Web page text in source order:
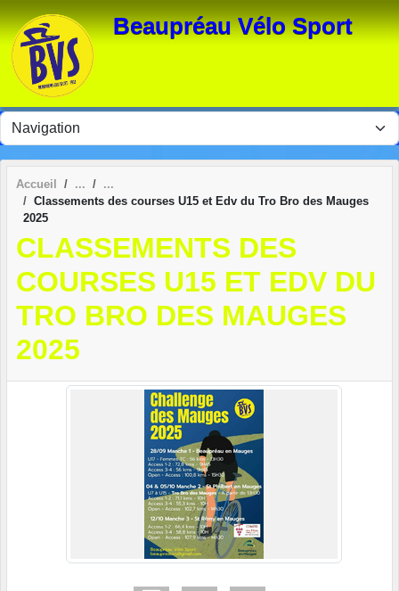
Beaupréau Vélo Sport
Accueil
Classements des courses U15 et Edv du Tro Bro des Mauges
2025
CLASSEMENTS DES
COURSES U15 ET EDV DU
TRO BRO DES MAUGES
2025